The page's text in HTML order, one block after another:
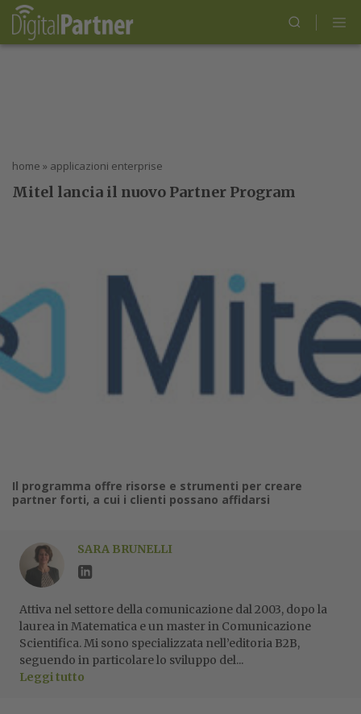
home » applicazioni enterprise
Mitel lancia il nuovo Partner Program
Il programma offre risorse e strumenti per creare
partner forti, a cui i clienti possano affidarsi
SARA BRUNELLI
Attiva nel settore della comunicazione dal 2003, dopo la
laurea in Matematica e un master in Comunicazione
Scientifica. Mi sono specializzata nell’editoria B2B,
seguendo in particolare lo sviluppo del...
Leggi tutto